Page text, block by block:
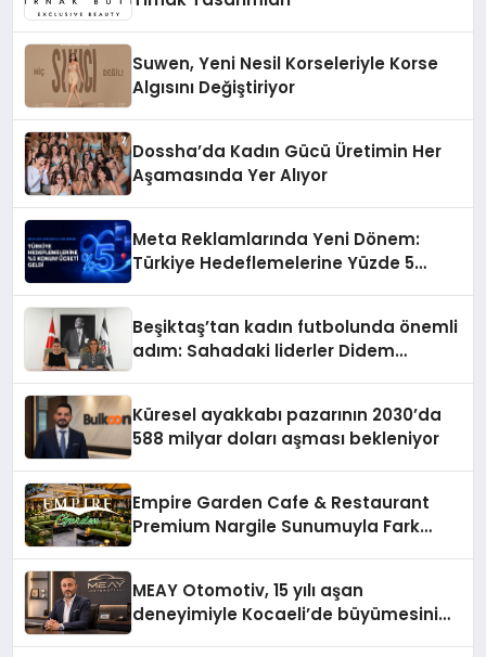
Suwen, Yeni Nesil Korseleriyle Korse
Algısını Değiştiriyor
Dossha’da Kadın Gücü Üretimin Her
Aşamasında Yer Alıyor
Meta Reklamlarında Yeni Dönem:
Türkiye Hedeflemelerine Yüzde 5
Beşiktaş’tan kadın futbolunda önemli
adım: Sahadaki liderler Didem
Küresel ayakkabı pazarının 2030’da
588 milyar doları aşması bekleniyor
Empire Garden Cafe & Restaurant
Premium Nargile Sunumuyla Fark
MEAY Otomotiv, 15 yılı aşan
deneyimiyle Kocaeli’de büyümesini